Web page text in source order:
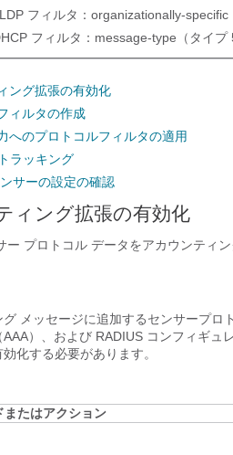
フィルタ：organizationally-specific
フィルタ：message-type（タイプ
ング拡張の有効化
ィルタの作成
へのプロトコルフィルタの適用
ラッキング
サーの設定の確認
ィング拡張の有効化
ー プロトコル データをアカウンティ
メッセージに追加するセンサープロ
）、および RADIUS コンフィギュ
化する必要があります。
またはアクション